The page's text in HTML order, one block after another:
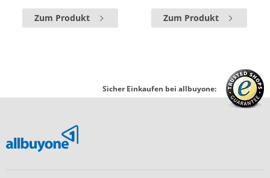
Zum Produkt Zum Produkt
Sicher Einkaufen bei allbuyone: